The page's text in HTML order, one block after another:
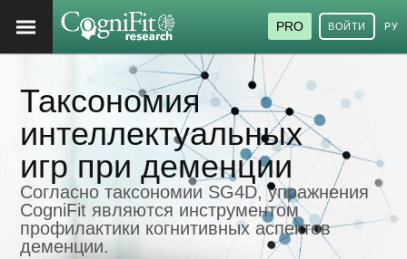
PRO ВОЙТИ
Таксономия
интеллектуальных
игр при деменции
Согласно таксономии SG4D, упражнения
CogniFit являются инструментом
профилактики когнитивных аспектов
деменции.